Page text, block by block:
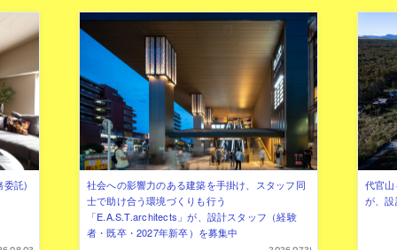
委託)
社会への影響力のある建築を手掛け、スタッフ同
士で助け合う環境づくりも行う
「E.A.S.T.architects」が、設計スタッフ（経験
者・既卒・2027年新卒）を募集中
代官
が、